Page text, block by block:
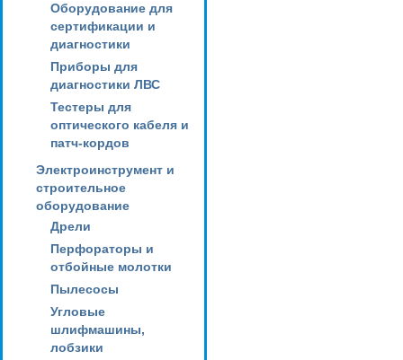
Оборудование для
сертификации и
диагностики
Приборы для
диагностики ЛВС
Тестеры для
оптического кабеля и
патч-кордов
Электроинструмент и
строительное
оборудование
Дрели
Перфораторы и
отбойные молотки
Пылесосы
Угловые
шлифмашины,
лобзики